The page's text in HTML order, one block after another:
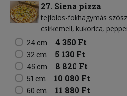
27. Siena pizza
tejfölös-fokhagymás szósz
csirkemell kukorica
24 cm
4 350 Ft
32 cm 5 130 Ft
45 cm 8 820 Ft
51 cm 10 080 Ft
60 cm 11 880 Ft